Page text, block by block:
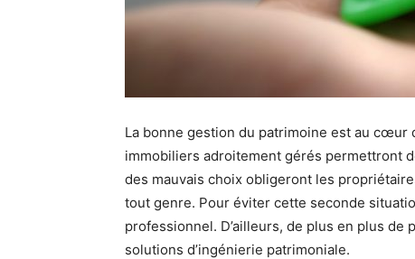
La bonne gestion du patrimoine est au cœur
immobiliers adroitement gérés permettront
des mauvais choix obligeront les
tout genre. Pour éviter cette seconde
professionnel. D’ailleurs, de plus en plus
solutions d’ingénierie patrimoniale.